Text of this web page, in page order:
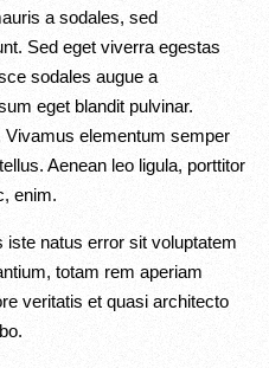
a sodales, sed
Sed eget viverra egestas
sodales augue a
eget blandit pulvinar.
Vivamus elementum semper
Aenean leo ligula, porttitor
enim.
iste natus error sit voluptatem
totam rem aperiam
veritatis et quasi architecto